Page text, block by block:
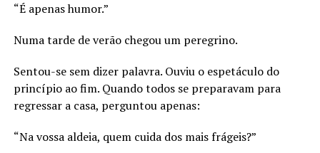
“É apenas humor.”
Numa tarde de verão chegou um peregrino.
Sentou-se sem dizer palavra. Ouviu o espetáculo do
princípio ao fim. Quando todos se preparavam para
regressar a casa, perguntou apenas:
“Na vossa aldeia, quem cuida dos mais frágeis?”